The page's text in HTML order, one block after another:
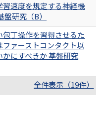
習速度を規定する神経機
盤研究（B）
包丁操作を習得させるた
ファーストコンタクト以
かにすべきか 基盤研究
全件表示（19件）